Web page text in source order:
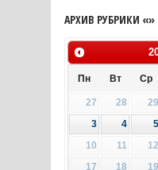
АРХИВ РУБРИКИ «»
Пн Вт Ср
27 28 29
3
4 5
10
11 12
17
18 19